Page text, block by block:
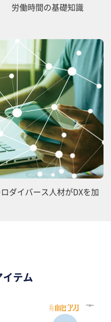
労働時間の基礎知識
ダイバース人材がDXを加
テム